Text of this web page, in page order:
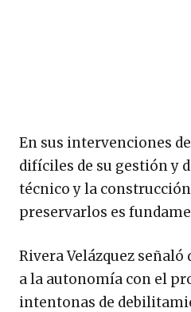
En sus intervenciones
difíciles de su gestión y
técnico y la
preservarlos es
Rivera Velázquez
a la autonomía con el
intentonas de